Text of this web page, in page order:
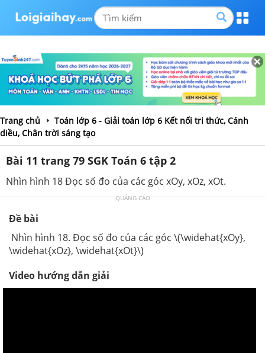
Trang chủ
Toán lớp 6 - Giải toán lớp 6 Kết nối tri thức, Cánh
diều, Chân trời sáng tạo
Bài 11 trang 79 SGK Toán 6 tập 2
Nhìn hình 18 Đọc số đo của các góc xOy, xOz, xOt.
QUẢNG CÁO
Đề bài
Nhìn hình 18. Đọc số đo của các góc \(\widehat{xOy},
\widehat{xOz}, \widehat{xOt}\)
Video hướng dẫn giải